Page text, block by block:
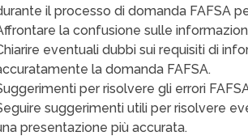
il processo di domanda FAFSA
la confusione sulle
eventuali dubbi sui requisiti di
la domanda FAFSA.
per risolvere gli errori
suggerimenti utili per risolvere
presentazione più accurata.